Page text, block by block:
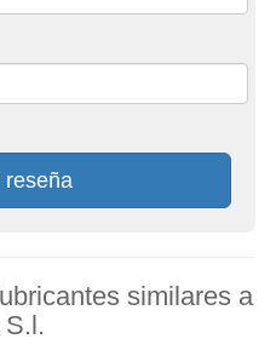
reseña
similares a